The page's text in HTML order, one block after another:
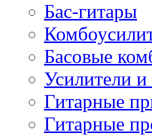
Бас-гитары
Басовые
Усилители
Гитарные
Гитарные